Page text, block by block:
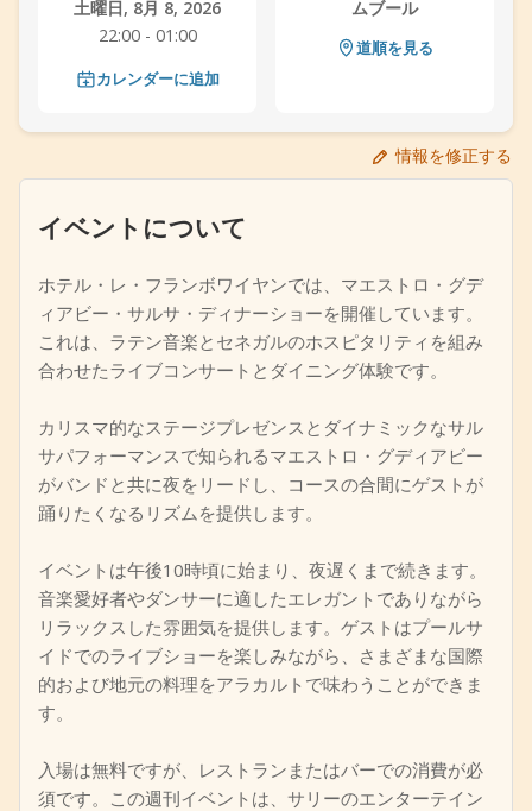
土曜日, 8月 8, 2026
22:00 - 01:00
カレンダーに追加
ムブール
道順を見る
情報を修正する
イベントについて
ホテル・レ・フランボワイヤンでは、マエストロ・グデ
ィアビー・サルサ・ディナーショーを開催しています。
これは、ラテン音楽とセネガルのホスピタリティを組み
合わせたライブコンサートとダイニング体験です。
カリスマ的なステージプレゼンスとダイナミックなサル
サパフォーマンスで知られるマエストロ・グディアビー
がバンドと共に夜をリードし、コースの合間にゲストが
踊りたくなるリズムを提供します。
イベントは午後10時頃に始まり、夜遅くまで続きます。
音楽愛好者やダンサーに適したエレガントでありながら
リラックスした雰囲気を提供します。ゲストはプールサ
イドでのライブショーを楽しみながら、さまざまな国際
的および地元の料理をアラカルトで味わうことができま
す。
入場は無料ですが、レストランまたはバーでの消費が必
須です。この週刊イベントは、サリーのエンターテイン